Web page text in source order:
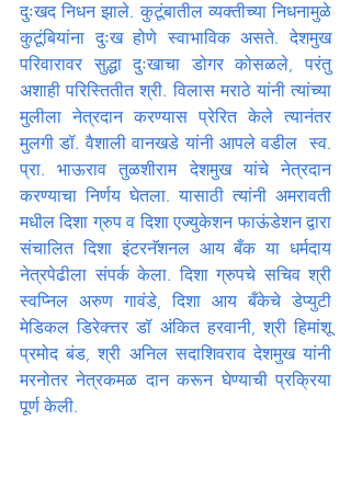
दुःखद निधन झाले. कुटूंबातील व्यक्तीच्या निधनामुळे
कुटूंबियांना दुःख होणे स्वाभाविक असते. देशमुख
परिवारावर सुद्धा दुःखाचा डोगर कोसळले, परंतु
अशाही परिस्तितीत श्री. विलास मराठे यांनी त्यांच्या
मुलीला नेत्रदान करण्यास प्रेरित केले त्यानंतर
मुलगी डॉ. वैशाली वानखडे यांनी आपले वडील  स्व.
प्रा. भाऊराव तुळशीराम देशमुख यांचे नेत्रदान
करण्याचा निर्णय घेतला. यासाठी त्यांनी अमरावती
मधील दिशा ग्रुप व दिशा एज्युकेशन फाऊंडेशन द्वारा
संचालित दिशा इंटरनॅशनल आय बँक या धर्मदाय
नेत्रपेढीला संपर्क केला. दिशा ग्रुपचे सचिव श्री
स्वप्निल अरुण गावंडे, दिशा आय बँकेचे डेप्युटी
मेडिकल डिरेक्त्तर डॉ अंकित हरवानी, श्री हिमांशू
प्रमोद बंड, श्री अनिल सदाशिवराव देशमुख यांनी
मरनोतर नेत्रकमळ दान करून घेण्याची प्रक्रिया
पूर्ण केली.